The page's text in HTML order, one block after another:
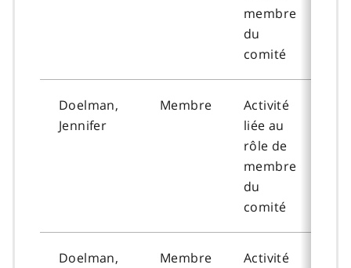
membre
du
comité
Doelman,
Jennifer
Membre
Activité
liée au
rôle de
membre
du
comité
Doelman,
Membre
Activité